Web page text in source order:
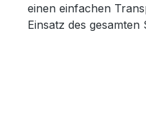
einen einfachen
Einsatz des